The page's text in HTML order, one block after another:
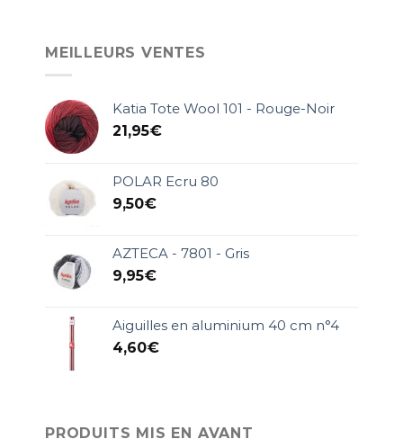
MEILLEURS VENTES
Katia Tote Wool 101 - Rouge-Noir
21,95€
POLAR Ecru 80
9,50€
AZTECA - 7801 - Gris
9,95€
Aiguilles en aluminium 40 cm n°4
4,60€
PRODUITS MIS EN AVANT